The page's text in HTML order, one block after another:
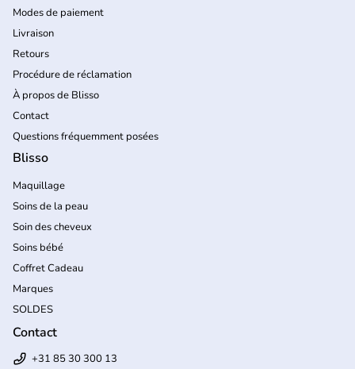
Modes de paiement
Livraison
Retours
Procédure de réclamation
À propos de Blisso
Contact
Questions fréquemment posées
Blisso
Maquillage
Soins de la peau
Soin des cheveux
Soins bébé
Coffret Cadeau
Marques
SOLDES
Contact
+31 85 30 300 13